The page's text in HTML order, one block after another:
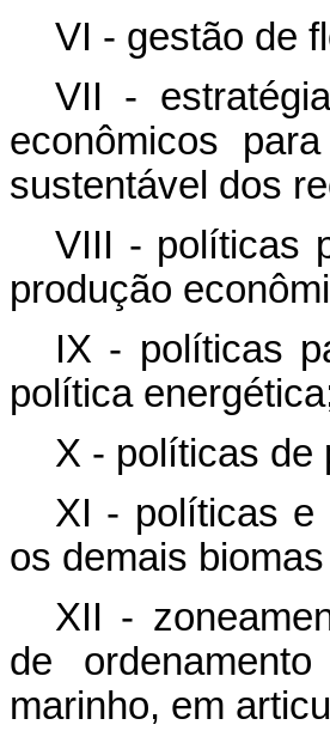
VI - gestão de
VII -
econômicos
sustentável dos
VIII - políticas
produção
IX - políticas
política
X - políticas de
XI - políticas e
os demais
XII -
de
marinho, em